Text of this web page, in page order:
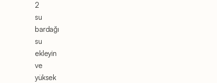
2
su
bardağı
su
ekleyin
ve
yüksek